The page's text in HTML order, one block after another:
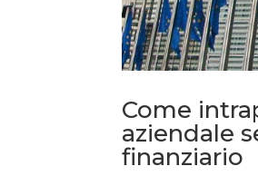
Come
aziendale
finanziario